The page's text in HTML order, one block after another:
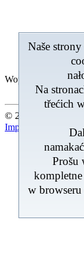
Wopytowarjo
© 2026 by
Naše
Na
třećich
Prošu
w
Impresum Kontakt |